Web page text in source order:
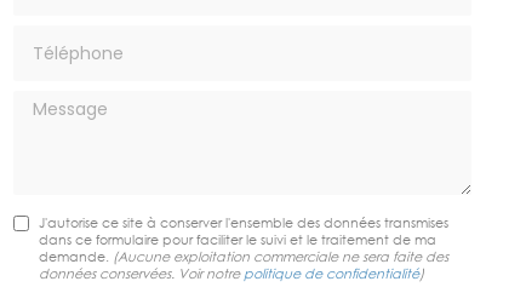
Message
J'autorise ce site à conserver l'ensemble des données transmises
dans ce formulaire pour faciliter le suivi et le traitement de ma
demande.
(Aucune exploitation commerciale ne sera faite des
données conservées. Voir notre politique de confidentialité)